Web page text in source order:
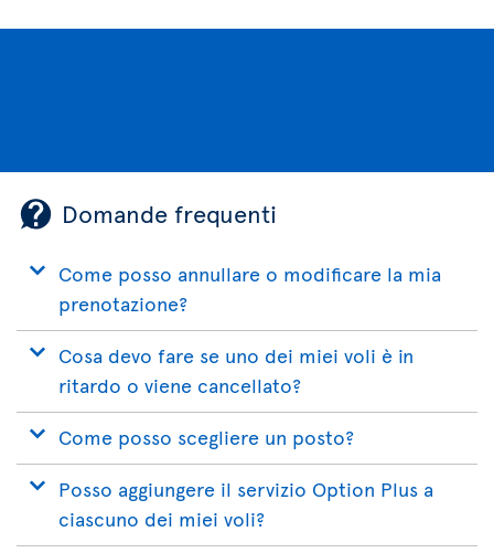
Domande frequenti
Come posso annullare o modificare la mia
prenotazione?
Cosa devo fare se uno dei miei voli è in
ritardo o viene cancellato?
Come posso scegliere un posto?
Posso aggiungere il servizio Option Plus a
ciascuno dei miei voli?